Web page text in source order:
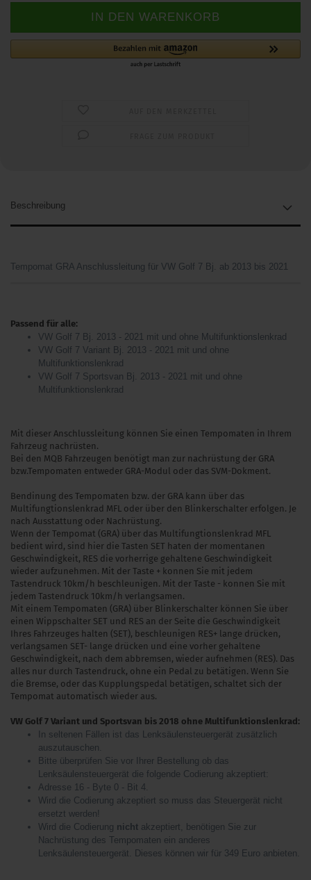
Beschreibung
Tempomat GRA Anschlussleitung für VW Golf 7 Bj. ab 2013 bis 2021
Passend für alle:
VW Golf 7 Bj. 2013 - 2021 mit und ohne Multifunktionslenkrad
VW Golf 7 Variant Bj. 2013 - 2021 mit und ohne
Multifunktionslenkrad
VW Golf 7 Sportsvan Bj. 2013 - 2021 mit und ohne
Multifunktionslenkrad
Mit dieser Anschlussleitung können Sie einen Tempomaten in Ihrem
Fahrzeug nachrüsten.
Bei den MQB Fahrzeugen benötigt man zur nachrüstung der GRA
bzw.Tempomaten entweder GRA-Modul oder das SVM-Dokment.
Bendinung des Tempomaten bzw. der GRA kann über das
Multifungtionslenkrad MFL oder über den Blinkerschalter erfolgen. Je
nach Ausstattung oder Nachrüstung.
Wenn der Tempomat (GRA) über das Multifungtionslenkrad MFL
bedient wird, sind hier die Tasten SET haten der momentanen
Geschwindigkeit, RES die vorherrige gehaltene Geschwindigkeit
wieder aufzunehmen. Mit der Taste + konnen Sie mit jedem
Tastendruck 10km/h beschleunigen. Mit der Taste - konnen Sie mit
jedem Tastendruck 10km/h verlangsamen.
Mit einem Tempomaten (GRA) über Blinkerschalter können Sie über
einen Wippschalter SET und RES an der Seite die Geschwindigkeit
Ihres Fahrzeuges halten (SET), beschleunigen RES+ lange drücken,
verlangsamen SET- lange drücken und eine vorher gehaltene
Geschwindigkeit, nach dem abbremsen, wieder aufnehmen (RES). Das
alles nur durch Tastendruck, ohne ein Pedal zu betätigen. Wenn Sie
die Bremse, oder das Kupplungspedal betätigen, schaltet sich der
Tempomat automatisch wieder aus.
VW Golf 7 Variant und Sportsvan bis 2018 ohne Multifunktionslenkrad:
In seltenen Fällen ist das Lenksäulensteuergerät zusätzlich
auszutauschen.
Bitte überprüfen Sie vor Ihrer Bestellung ob das
Lenksäulensteuergerät die folgende Codierung akzeptiert:
Adresse 16 - Byte 0 - Bit 4.
Wird die Codierung akzeptiert so muss das Steuergerät nicht
ersetzt werden!
Wird die Codierung nicht akzeptiert, benötigen Sie zur
Nachrüstung des Tempomaten ein anderes
Lenksäulensteuergerät. Dieses können wir für 349 Euro anbieten.